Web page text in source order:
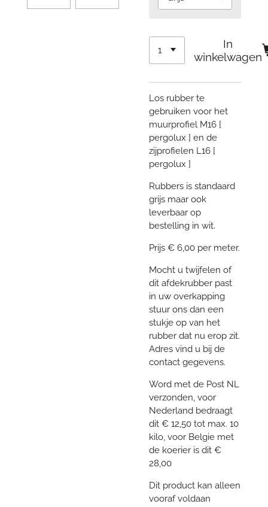
In
winkelwagen
Los rubber te
gebruiken voor het
muurprofiel M16 [
pergolux ] en de
zijprofielen L16 [
pergolux ]
Rubbers is standaard
grijs maar ook
leverbaar op
bestelling in wit.
Prijs € 6,00 per meter.
Mocht u twijfelen of
dit afdekrubber past
in uw overkapping
stuur ons dan een
stukje op van het
rubber dat nu erop zit.
Adres vind u bij de
contact gegevens.
Word met de Post NL
verzonden, voor
Nederland bedraagt
dit € 12,50 tot max. 10
kilo, voor Belgie met
de koerier is dit €
28,00
Dit product kan alleen
vooraf voldaan